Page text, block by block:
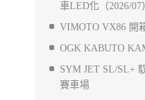
車LED化（2026/07
VIMOTO VX86 開
OGK KABUTO
SYM JET SL/SL+
賽車場